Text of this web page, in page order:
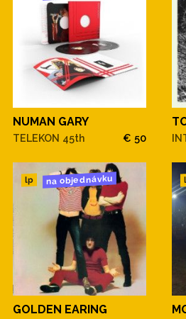
NUMAN GARY
TELEKON 45th € 50
lp na objednávku
GOLDEN EARING